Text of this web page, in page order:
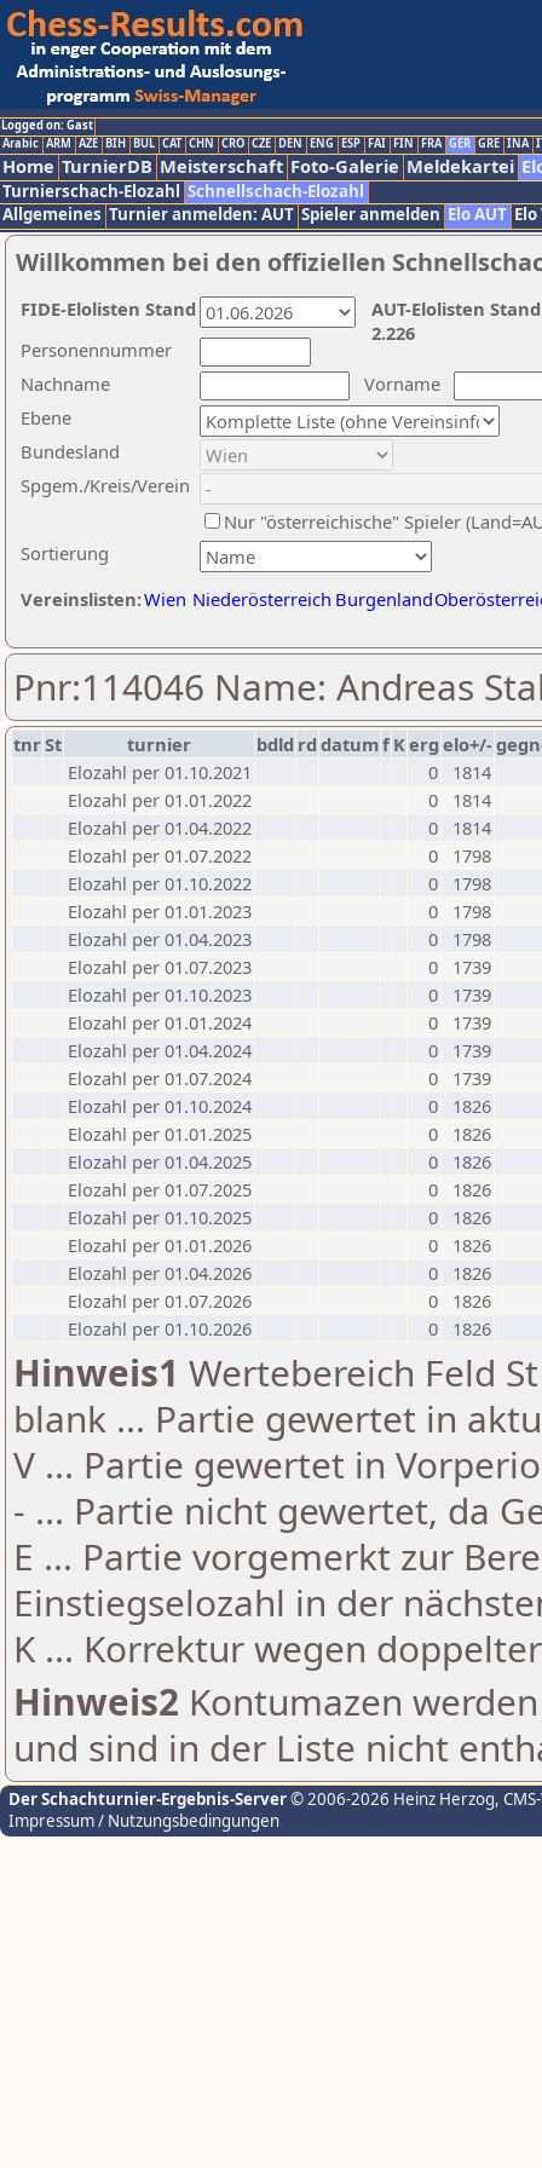
Logged on: Gast
Arabic ARM AZE BIH BUL CAT CHN CRO CZE DEN ENG ESP FAI FIN FRA GER GRE INA
Home TurnierDB Meisterschaft Foto-Galerie Meldekartei
Turnierschach-Elozahl Schnellschach-Elozahl
Allgemeines Turnier anmelden: AUT Spieler anmelden Elo AUT
Willkommen bei den offiziellen
Nachname
Vorname
Ebene
Sortierung
Personennummer
Bundesland
Spgem./Kreis/Verein
Nur "österreichische" Spieler
Vereinslisten:Wien Niederösterreich Burgenland
AUT-Elolisten
2.226
FIDE-Elolisten Stand
Pnr:114046 Name: Andreas
tnrSt turnier bdld rd datumf Kerg elo+/-
Elozahl per 01.10.2021
0
1814
Elozahl per 01.01.2022
0
1814
Elozahl per 01.04.2022
0
1814
Elozahl per 01.07.2022
0
1798
Elozahl per 01.10.2022
0
1798
Elozahl per 01.01.2023
0
1798
Elozahl per 01.04.2023
0
1798
Elozahl per 01.07.2023
0
1739
Elozahl per 01.10.2023
0
1739
Elozahl per 01.01.2024
0
1739
Elozahl per 01.04.2024
0
1739
Elozahl per 01.07.2024
0
1739
Elozahl per 01.10.2024
0
1826
Elozahl per 01.01.2025
0
1826
Elozahl per 01.04.2025
0
1826
Elozahl per 01.07.2025
0
1826
Elozahl per 01.10.2025
0
1826
Elozahl per 01.01.2026
0
1826
Elozahl per 01.04.2026
0
1826
Elozahl per 01.07.2026
0
1826
Elozahl per 01.10.2026
0 1826
Hinweis1 Wertebereich Feld
blank ... Partie gewertet in
V ... Partie gewertet in
- ... Partie nicht gewertet, da
E ... Partie vorgemerkt zur
Einstiegselozahl in der
K ... Korrektur wegen
Hinweis2 Kontumazen
und sind in der Liste nicht
Der Schachturnier-Ergebnis-Server© 2006-2026 Heinz Herzog,
Impressum / Nutzungsbedingungen